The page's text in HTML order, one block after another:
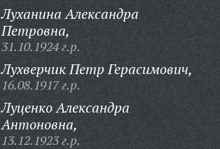
Луханина Александра
Петровна,
31.10.1924 г.р.
Лухверчик Петр Герасимович,
16.08.1917 г.р.
Луценко Александра
Антоновна,
13.12.1923 г.р.